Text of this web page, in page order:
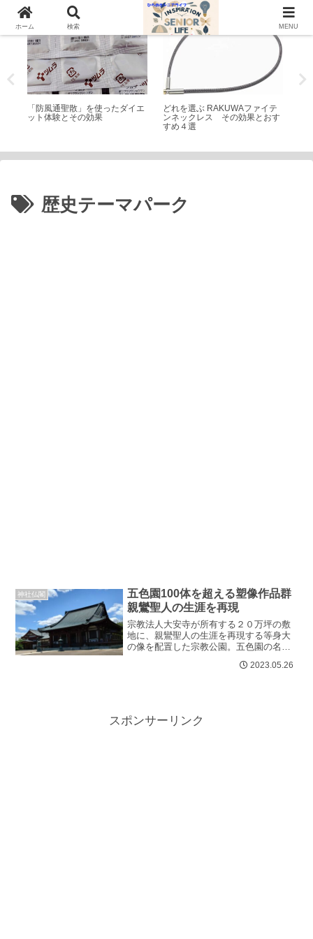
トピック
「防風通聖散」を使ったダイエ
ット体験とその効果
シニアライフ
どれを選ぶ RAKUWAファイテ
ンネックレス その効果とおす
すめ４選
歴史テーマパーク
神社仏閣
五色園100体を超える塑像作品群
親鸞聖人の生涯を再現
宗教法人大安寺が所有する２０万坪の敷
地に、親鸞聖人の生涯を再現する等身大
の像を配置した宗教公園。五色園の名前
紅葉）の彩りから由来。特に桜の名所
2023.05.26
スポンサーリンク
ホーム 検索 MENU